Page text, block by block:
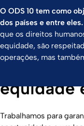
O ODS 10 tem como
dos países e entre eles.
que os direitos
equidade, são
operações, mas
Expandir
equidade
Trabalhamos para